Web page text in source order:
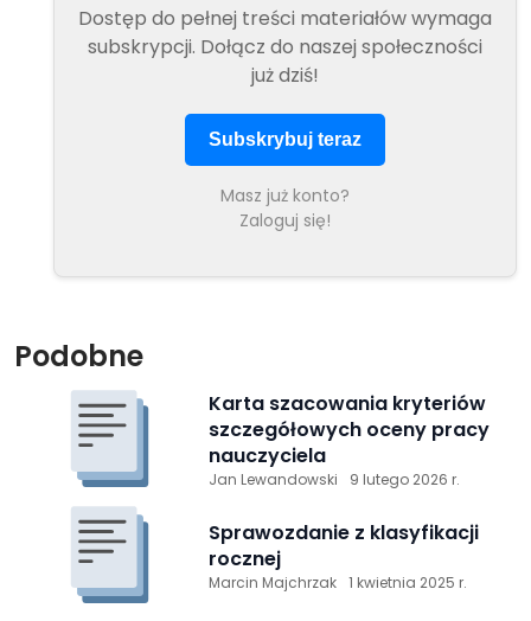
Dostęp do pełnej treści materiałów wymaga
subskrypcji. Dołącz do naszej społeczności
już dziś!
Subskrybuj teraz
Masz już konto?
Zaloguj się!
Podobne
Karta szacowania kryteriów
szczegółowych oceny pracy
nauczyciela
Jan Lewandowski 9 lutego 2026 r.
Sprawozdanie z klasyfikacji
rocznej
Marcin Majchrzak 1 kwietnia 2025 r.